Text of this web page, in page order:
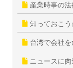
産業時事の
知っておこ
台湾で会社
ニュースに